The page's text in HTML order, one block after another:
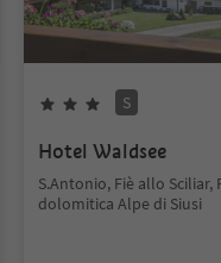
S
Hotel Waldsee
S.Antonio, Fiè allo Sciliar,
dolomitica Alpe di Siusi